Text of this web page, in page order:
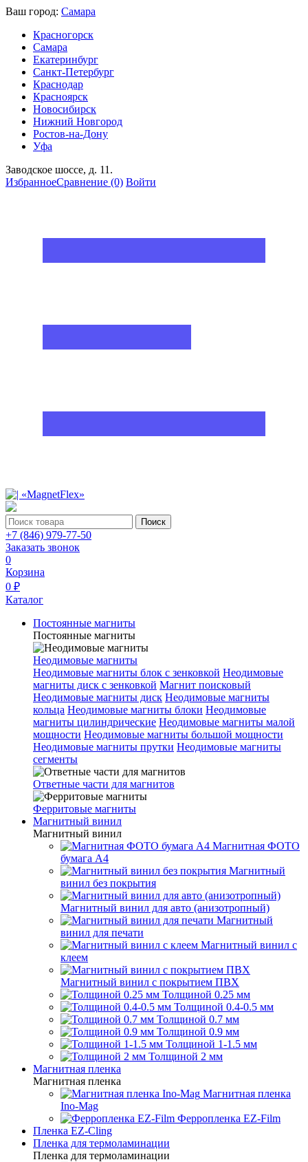
Ваш город: Самара
Красногорск
Самара
Екатеринбург
Санкт-Петербург
Краснодар
Красноярск
Новосибирск
Нижний Новгород
Ростов-на-Дону
Уфа
Заводское шоссе, д. 11.
ИзбранноеСравнение (0) Войти
Поиск
+7 (846) 979-77-50
Заказать звонок
0
Корзина
0 ₽
Каталог
Постоянные магниты
Постоянные магниты
Неодимовые магниты
Неодимовые магниты блок с зенковкой Неодимовые
магниты диск с зенковкой Магнит поисковый
Неодимовые магниты диск Неодимовые магниты
кольца Неодимовые магниты блоки Неодимовые
магниты цилиндрические Неодимовые магниты малой
мощности Неодимовые магниты большой мощности
Неодимовые магниты прутки Неодимовые магниты
сегменты
Ответные части для магнитов
Ферритовые магниты
Магнитный винил
Магнитный винил
Магнитная ФОТО
бумага А4
Магнитный
винил без покрытия
Магнитный винил для авто (анизотропный)
Магнитный
винил для печати
Магнитный винил с
клеем
Магнитный винил с покрытием ПВХ
Толщиной 0.25 мм
Толщиной 0.4-0.5 мм
Толщиной 0.7 мм
Толщиной 0.9 мм
Толщиной 1-1.5 мм
Толщиной 2 мм
Магнитная пленка
Магнитная пленка
Магнитная пленка
Ino-Mag
Ферропленка EZ-Film
Пленка EZ-Cling
Пленка для термоламинации
Пленка для термоламинации